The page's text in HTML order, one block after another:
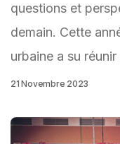
questions et
demain. Cette
urbaine a su
21 Novembre 2023